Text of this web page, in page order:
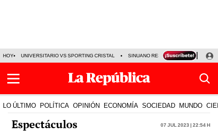
HOY UNIVERSITARIO VS SPORTING CRISTAL SINUANO RESULTADOS HOY
LO ÚLTIMO POLÍTICA OPINIÓN ECONOMÍA SOCIEDAD MUNDO
Espectáculos 07 Jul 2023 | 22:54 h